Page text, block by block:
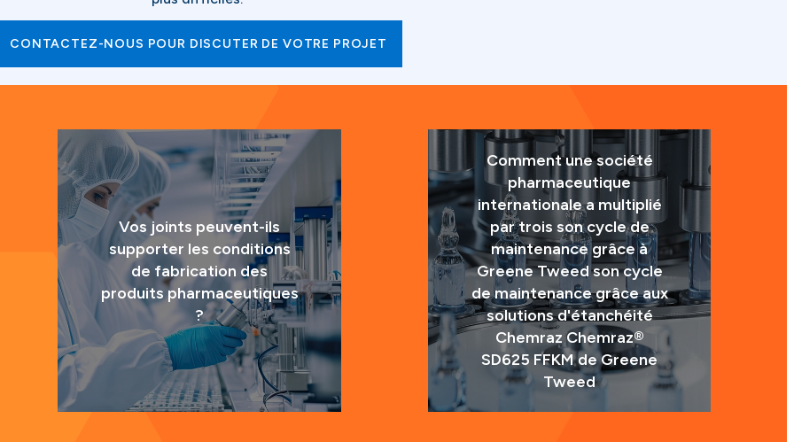
CONTACTEZ-NOUS POUR DISCUTER DE VOTRE PROJET
Vos joints peuvent-ils
supporter les conditions
de fabrication des
produits pharmaceutiques
?
Comment une société
pharmaceutique
internationale a multiplié
par trois son cycle de
maintenance grâce à
Greene Tweed son cycle
de maintenance grâce aux
solutions d'étanchéité
Chemraz Chemraz®
SD625 FFKM de Greene
Tweed